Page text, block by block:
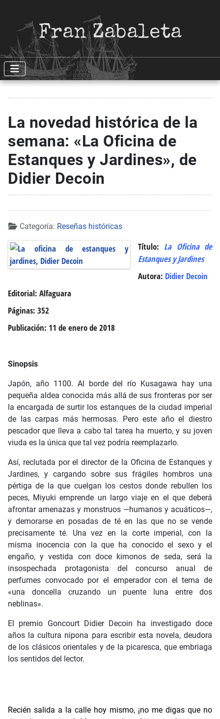
Fran Zabaleta
La novedad histórica de la
semana: «La Oficina de
Estanques y Jardines», de
Didier Decoin
Detalles
Categoría: Reseñas históricas
Título: La Oficina de
Estanques y Jardines
Autora: Didier Decoin
Editorial: Alfaguara
Páginas: 352
Publicación: 11 de enero de 2018
Sinopsis
Japón, año 1100. Al borde del río Kusagawa hay una
pequeña aldea conocida más allá de sus fronteras por ser
la encargada de surtir los estanques de la ciudad imperial
de las carpas más hermosas. Pero este año el diestro
pescador que lleva a cabo tal tarea ha muerto, y su joven
viuda es la única que tal vez podría reemplazarlo.
Así, reclutada por el director de la Oficina de Estanques y
Jardines, y cargando sobre sus frágiles hombros una
pértiga de la que cuelgan los cestos donde rebullen los
peces, Miyuki emprende un largo viaje en el que deberá
afrontar amenazas y monstruos —humanos y acuáticos—,
y demorarse en posadas de té en las que no se vende
precisamente té. Una vez en la corte imperial, con la
misma inocencia con la que ha conocido el sexo y el
engaño, y vestida con doce kimonos de seda, será la
insospechada protagonista del concurso anual de
perfumes convocado por el emperador con el tema de
«una doncella cruzando un puente luna entre dos
neblinas».
El premio Goncourt Didier Decoin ha investigado doce
años la cultura nipona para escribir esta novela, deudora
de los clásicos orientales y de la picaresca, que embriaga
los sentidos del lector.
Recién salida a la calle hoy mismo, ¡no me digas que no